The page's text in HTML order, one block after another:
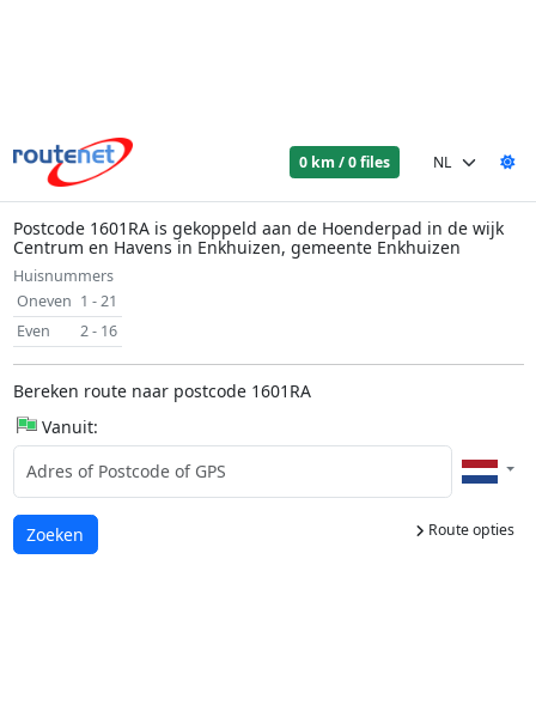
0 km / 0 files
Postcode 1601RA is gekoppeld aan de Hoenderpad in de wijk
Centrum en Havens in Enkhuizen, gemeente Enkhuizen
Huisnummers
Oneven 1 - 21
Even
2 - 16
Bereken route naar postcode 1601RA
Vanuit:
Route opties
Laden...
Zoeken